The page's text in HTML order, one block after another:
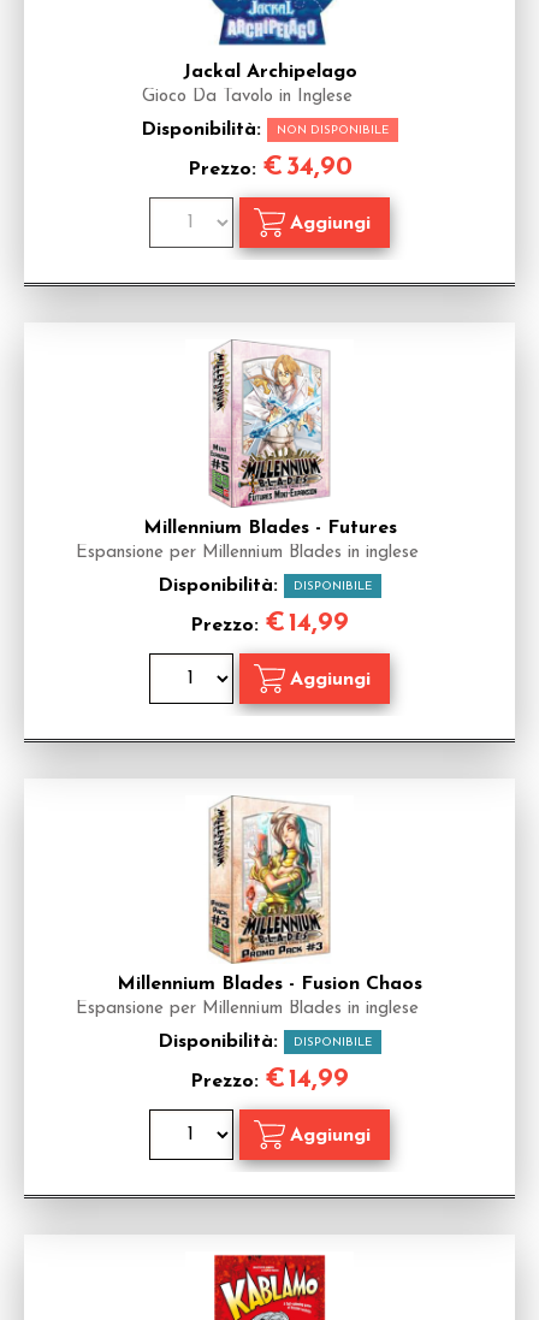
Jackal Archipelago
Gioco Da Tavolo in Inglese
Disponibilità: NON DISPONIBILE
Prezzo: € 34,90
Millennium Blades - Futures
Espansione per Millennium Blades in inglese
Disponibilità: DISPONIBILE
Prezzo: €14,99
Millennium Blades - Fusion Chaos
Espansione per Millennium Blades in inglese
Disponibilità: DISPONIBILE
Prezzo: €14,99